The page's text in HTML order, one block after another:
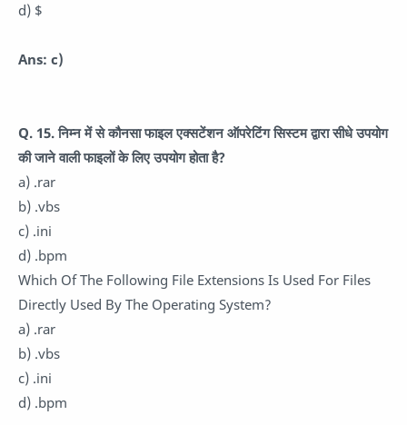
d) $
Ans: c)
Q. 15. निम्न में से कौनसा फाइल एक्सटेंशन ऑपरेटिंग सिस्टम द्वारा सीधे उपयोग
की जाने वाली फाइलों के लिए उपयोग होता है?
a) .rar
b) .vbs
c) .ini
d) .bpm
Which Of The Following File Extensions Is Used For Files
Directly Used By The Operating System?
a) .rar
b) .vbs
c) .ini
d) .bpm